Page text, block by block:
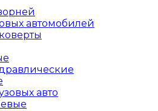
автомобилей
авто